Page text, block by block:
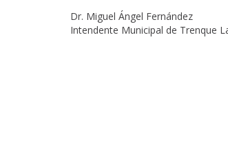
Dr. Miguel Ángel Fernández
Intendente Municipal de Trenque